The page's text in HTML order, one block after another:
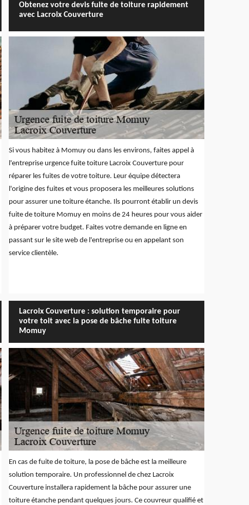
Obtenez votre devis fuite de toiture rapidement
avec Lacroix Couverture
Si vous habitez à Momuy ou dans les environs, faites appel à
l'entreprise urgence fuite toiture Lacroix Couverture pour
réparer les fuites de votre toiture. Leur équipe détectera
l'origine des fuites et vous proposera les meilleures solutions
pour assurer une toiture étanche. Ils pourront établir un devis
fuite de toiture Momuy en moins de 24 heures pour vous aider
à préparer votre budget. Faites votre demande en ligne en
passant sur le site web de l'entreprise ou en appelant son
service clientèle.
Lacroix Couverture : solution temporaire pour
votre toit avec la pose de bâche fuite toiture
Momuy
En cas de fuite de toiture, la pose de bâche est la meilleure
solution temporaire. Un professionnel de chez Lacroix
Couverture installera rapidement la bâche pour assurer une
toiture étanche pendant quelques jours. Ce couvreur qualifié et